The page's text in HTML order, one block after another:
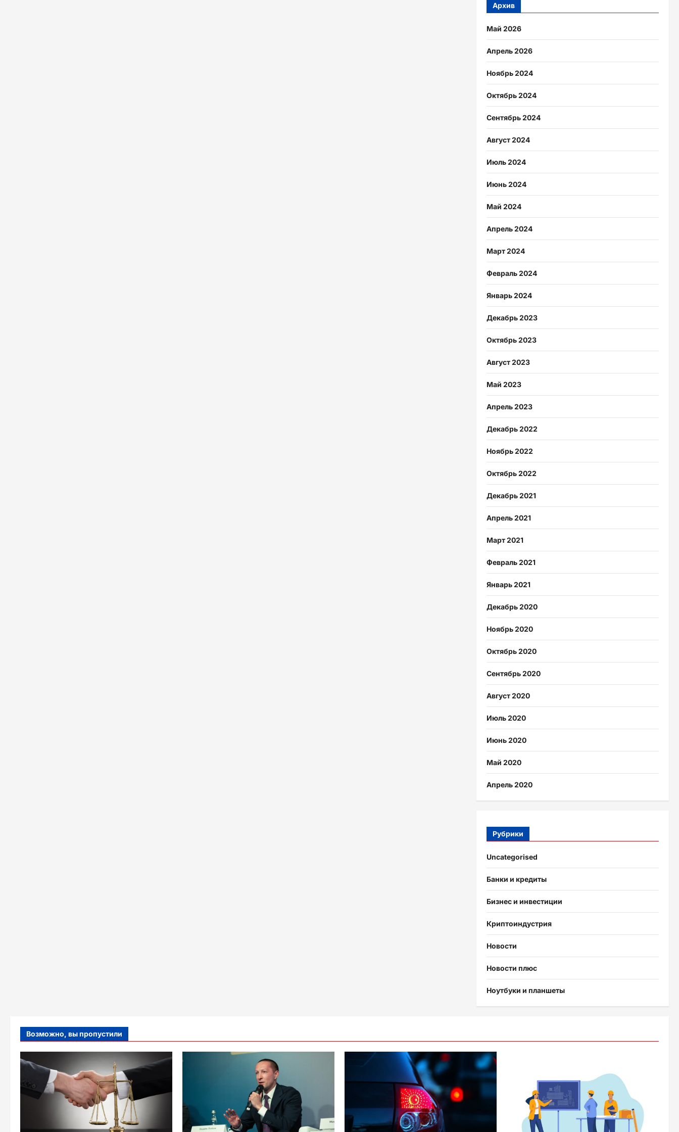
Архив
Май 2026
Апрель 2026
Ноябрь 2024
Октябрь 2024
Сентябрь 2024
Август 2024
Июль 2024
Июнь 2024
Май 2024
Апрель 2024
Март 2024
Февраль 2024
Январь 2024
Декабрь 2023
Октябрь 2023
Август 2023
Май 2023
Апрель 2023
Декабрь 2022
Ноябрь 2022
Октябрь 2022
Декабрь 2021
Апрель 2021
Март 2021
Февраль 2021
Январь 2021
Декабрь 2020
Ноябрь 2020
Октябрь 2020
Сентябрь 2020
Август 2020
Июль 2020
Июнь 2020
Май 2020
Апрель 2020
Рубрики
Uncategorised
Банки и кредиты
Бизнес и инвестиции
Криптоиндустрия
Новости
Новости плюс
Ноутбуки и планшеты
Возможно, вы пропустили